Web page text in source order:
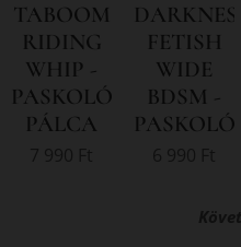
TABOOM
RIDING
WHIP -
PASKOLÓ
PÁLCA
DARKNESS
FETISH
WIDE
BDSM -
PASKOLÓ